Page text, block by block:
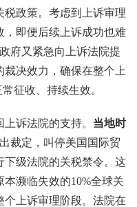
税政策。考虑到上诉审理
，即便后续上诉成功也难
政府又紧急向上诉法院提
决效力，确保在整个上
征收、持续生效。
诉法院的支持。 当地时
裁定，叫停美国国际贸
下级法院的关税禁令。这
濒临失效的10%全球关
上诉审理阶段。法院在